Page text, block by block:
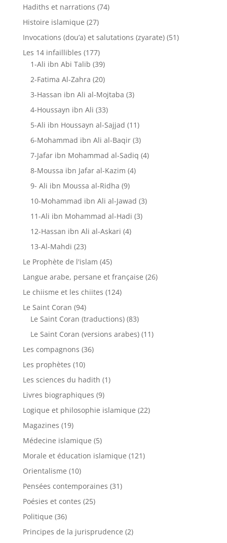
Hadiths et narrations (74)
Histoire islamique (27)
Invocations (dou’a) et salutations (zyarate) (51)
Les 14 infaillibles (177)
1-Ali ibn Abi Talib (39)
2-Fatima Al-Zahra (20)
3-Hassan ibn Ali al-Mojtaba (3)
4-Houssayn ibn Ali (33)
5-Ali ibn Houssayn al-Sajjad (11)
6-Mohammad ibn Ali al-Baqir (3)
7-Jafar ibn Mohammad al-Sadiq (4)
8-Moussa ibn Jafar al-Kazim (4)
9- Ali ibn Moussa al-Ridha (9)
10-Mohammad ibn Ali al-Jawad (3)
11-Ali ibn Mohammad al-Hadi (3)
12-Hassan ibn Ali al-Askari (4)
13-Al-Mahdi (23)
Le Prophète de l'islam (45)
Langue arabe, persane et française (26)
Le chiisme et les chiites (124)
Le Saint Coran (94)
Le Saint Coran (traductions) (83)
Le Saint Coran (versions arabes) (11)
Les compagnons (36)
Les prophètes (10)
Les sciences du hadith (1)
Livres biographiques (9)
Logique et philosophie islamique (22)
Magazines (19)
Médecine islamique (5)
Morale et éducation islamique (121)
Orientalisme (10)
Pensées contemporaines (31)
Poésies et contes (25)
Politique (36)
Principes de la jurisprudence (2)